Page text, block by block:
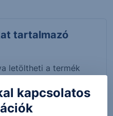
tartalmazó
letöltheti a termék
kapcsolatos